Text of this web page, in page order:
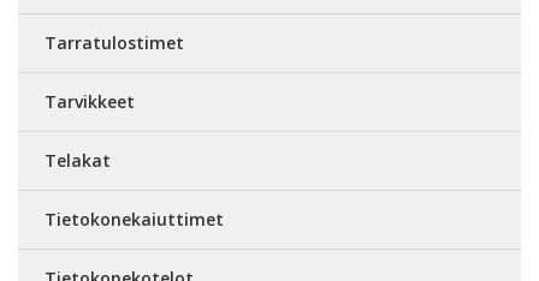
Tarratulostimet
Tarvikkeet
Telakat
Tietokonekaiuttimet